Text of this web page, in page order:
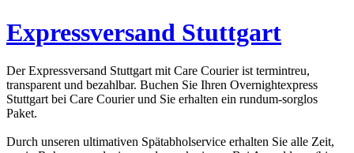
Expressversand Stuttgart
Der Expressversand Stuttgart mit Care Courier ist termintreu,
transparent und bezahlbar. Buchen Sie Ihren Overnightexpress
Stuttgart bei Care Courier und Sie erhalten ein rundum-sorglos
Paket.
Durch unseren ultimativen Spätabholservice erhalten Sie alle Zeit,